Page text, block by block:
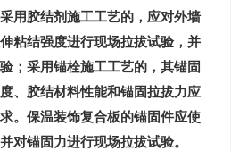
用胶结剂施工工艺的，应对外墙
粘结强度进行现场拉拔试验，并
；采用锚栓施工工艺的，其锚固
、胶结材料性能和锚固拉拔力应
。保温装饰复合板的锚固件应使
对锚固力进行现场拉拔试验。